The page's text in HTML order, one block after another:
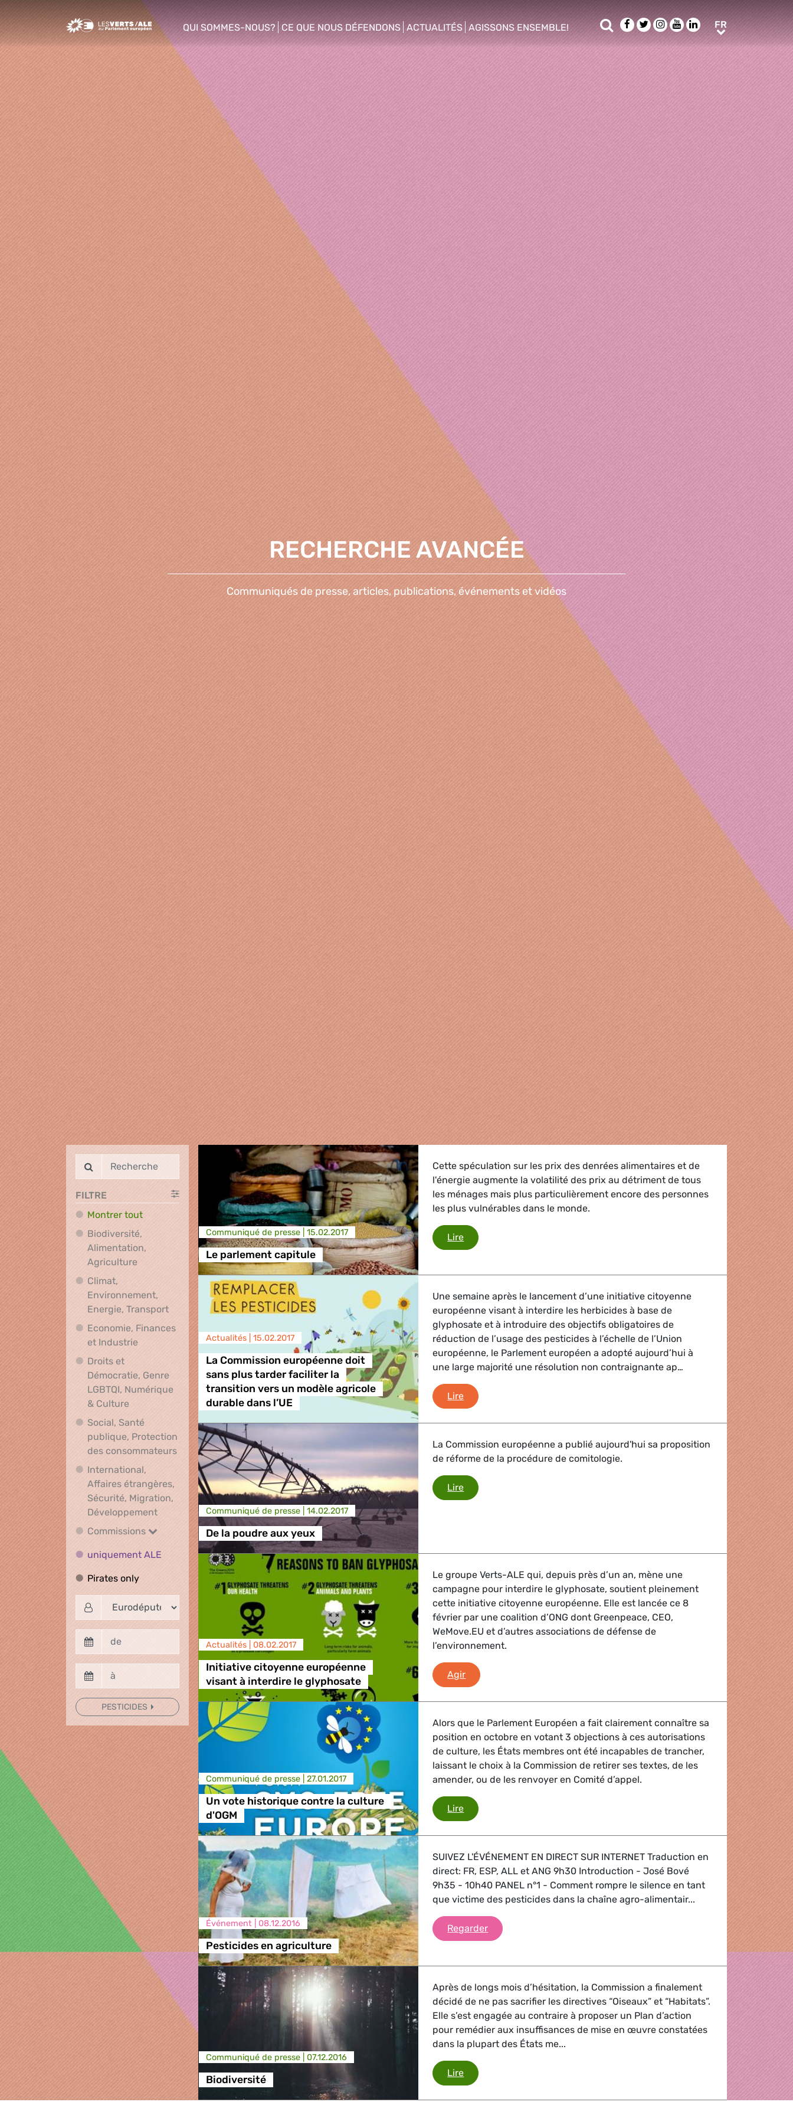
Greens/EFA Home
QUI SOMMES-NOUS?
show/hide sub menu
CE QUE NOUS DÉFENDONS
show/hide sub menu
ACTUALITÉS
show/hide sub menu
AGISSONS ENSEMBLE!
show/hide sub menu
Rechercher
Facebook
TwitterInstagram
YoutubeLinkedIn
FR FR
RECHERCHE AVANCÉE
Communiqués de presse, articles, publications, événements et vidéos
FILTRE
Montrer tout
Biodiversité,
Alimentation,
Agriculture Biodiversité, Alimentation, Agriculture
Climat,
Environnement,
Energie, TransportClimat, Environnement, Energie, Transport
Economie, Finances
et IndustrieEconomie, Finances et Industrie
Droits et
Démocratie, Genre
LGBTQI, Numérique
& CultureDroits et Démocratie, Genre LGBTQI, Numérique & Culture
Social, Santé
publique, Protection
des consommateursSocial, Santé publique, Protection des consommateurs
International,
Affaires étrangères,
Sécurité, Migration,
DéveloppementInternational, Affaires étrangères, Sécurité, Migration, Développement
Commissions
Commissions
uniquement ALE uniquement ALE
Pirates onlyPirates only
PESTICIDES
Communiqué de presse | 15.02.2017
Le parlement capitule
Cette spéculation sur les prix des denrées alimentaires et de
l'énergie augmente la volatilité des prix au détriment de tous
les ménages mais plus particulièrement encore des personnes
les plus vulnérables dans le monde.
LireLe parlement capitule
Actualités | 15.02.2017
La Commission européenne doit
sans plus tarder faciliter la
transition vers un modèle agricole
durable dans l’UE
Une semaine après le lancement d’une initiative citoyenne
européenne visant à interdire les herbicides à base de
glyphosate et à introduire des objectifs obligatoires de
réduction de l’usage des pesticides à l’échelle de l’Union
européenne, le Parlement européen a adopté aujourd’hui à
une large majorité une résolution non contraignante ap…
LireLa Commission européenne doit sans plus tarder faciliter la transition
Communiqué de presse | 14.02.2017
De la poudre aux yeux
La Commission européenne a publié aujourd'hui sa proposition
de réforme de la procédure de comitologie.
LireDe la poudre aux yeux
Actualités | 08.02.2017
Initiative citoyenne européenne
visant à interdire le glyphosate
Le groupe Verts-ALE qui, depuis près d’un an, mène une
campagne pour interdire le glyphosate, soutient pleinement
cette initiative citoyenne européenne. Elle est lancée ce 8
février par une coalition d’ONG dont Greenpeace, CEO,
WeMove.EU et d’autres associations de défense de
l’environnement.
AgirInitiative citoyenne européenne visant à interdire le glyphosate
Communiqué de presse | 27.01.2017
Un vote historique contre la culture
d'OGM
Alors que le Parlement Européen a fait clairement connaître sa
position en octobre en votant 3 objections à ces autorisations
de culture, les États membres ont été incapables de trancher,
laissant le choix à la Commission de retirer ses textes, de les
amender, ou de les renvoyer en Comité d’appel.
LireUn vote historique contre la culture d'OGM
Événement | 08.12.2016
Pesticides en agriculture
SUIVEZ L'ÉVÉNEMENT EN DIRECT SUR INTERNET Traduction en
direct: FR, ESP, ALL et ANG 9h30 Introduction - José Bové
9h35 - 10h40 PANEL n°1 - Comment rompre le silence en tant
que victime des pesticides dans la chaîne agro-alimentair...
RegarderPesticides en agriculture
Communiqué de presse | 07.12.2016
Biodiversité
Après de longs mois d’hésitation, la Commission a finalement
décidé de ne pas sacrifier les directives “Oiseaux” et “Habitats”.
Elle s’est engagée au contraire à proposer un Plan d’action
pour remédier aux insuffisances de mise en œuvre constatées
dans la plupart des États me...
LireBiodiversité